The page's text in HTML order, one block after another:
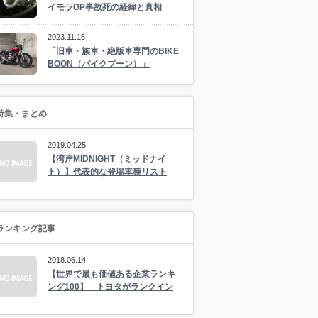
イモラGP事故死の経緯と真相
2023.11.15
「旧車・族車・絶版車専門のBIKE
BOON（バイクブーン）」
集・まとめ
2019.04.25
【湾岸MIDNIGHT（ミッドナイ
ト）】代表的な登場車種リスト
ンキング記事
2018.06.14
【世界で最も価値ある企業ランキ
ング100】 トヨタがランクイン